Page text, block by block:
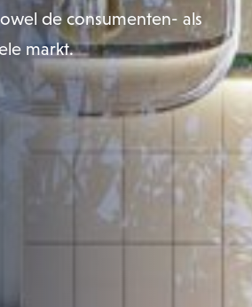
de consumenten- als
markt.